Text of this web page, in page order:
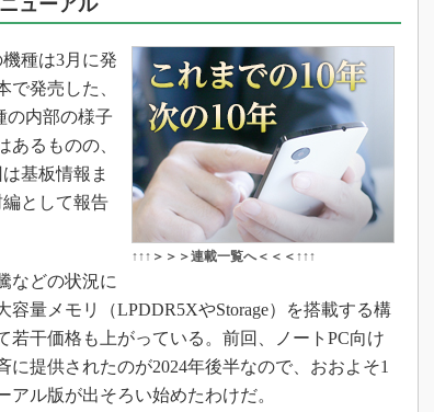
ニア”が仕掛けた社内
は日本を救うのか
「未来展望」
ないエンジニア」の
ューアル
↑↑↑＞＞＞連載一覧へ＜＜＜↑↑↑
種は3月に発
発売した、
の内部の様子
あるものの、
基板情報ま
として報告
などの状況に
量メモリ（LPDDR5XやStorage）を搭載する構
若干価格も上がっている。前回、ノートPC向け
提供されたのが2024年後半なので、おおよそ1
ル版が出そろい始めたわけだ。